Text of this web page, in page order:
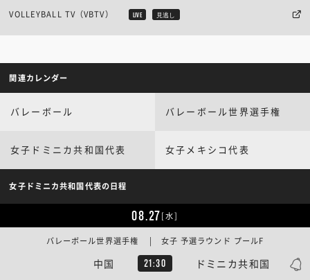
VOLLEYBALL TV（VBTV） LIVE 見逃し
関連カレンダー
バレーボール バレーボール世界選手権
女子ドミニカ共和国代表 女子メキシコ代表
女子ドミニカ共和国代表の日程
08.27[水]
中国 21:30 ドミニカ共和国
バレーボール世界選手権 | 女子 予選ラウンド プールF